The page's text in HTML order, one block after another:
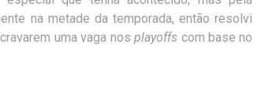
na metade da temporada, então resolvi
uma vaga nos playoffs com base no